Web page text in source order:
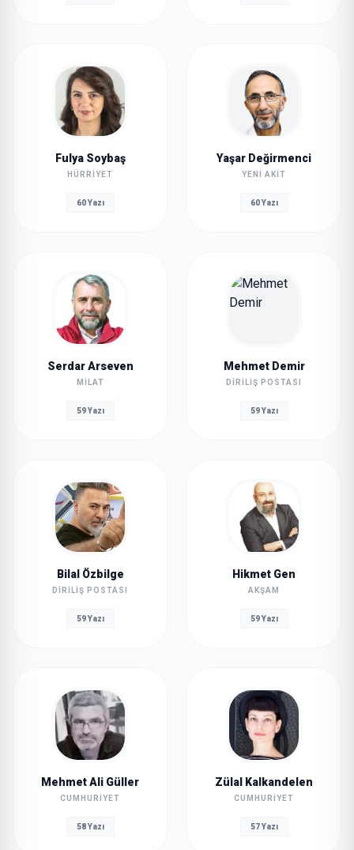
Fulya Soybaş
HÜRRIYET
60 Yazı
Yaşar Değirmenci
YENI AKIT
60 Yazı
Serdar Arseven
MILAT
59 Yazı
Mehmet Demir
DIRILIŞ POSTASI
59 Yazı
Bilal Özbilge
DIRILIŞ POSTASI
59 Yazı
Hikmet Gen
AKŞAM
59 Yazı
Mehmet Ali Güller
CUMHURIYET
58 Yazı
Zülal Kalkandelen
CUMHURIYET
57 Yazı